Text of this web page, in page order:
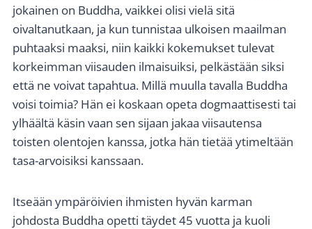
jokainen on Buddha, vaikkei olisi vielä sitä
oivaltanutkaan, ja kun tunnistaa ulkoisen maailman
puhtaaksi maaksi, niin kaikki kokemukset tulevat
korkeimman viisauden ilmaisuiksi, pelkästään siksi
että ne voivat tapahtua. Millä muulla tavalla Buddha
voisi toimia? Hän ei koskaan opeta dogmaattisesti tai
ylhäältä käsin vaan sen sijaan jakaa viisautensa
toisten olentojen kanssa, jotka hän tietää ytimeltään
tasa-arvoisiksi kanssaan.
Itseään ympäröivien ihmisten hyvän karman
johdosta Buddha opetti täydet 45 vuotta ja kuoli